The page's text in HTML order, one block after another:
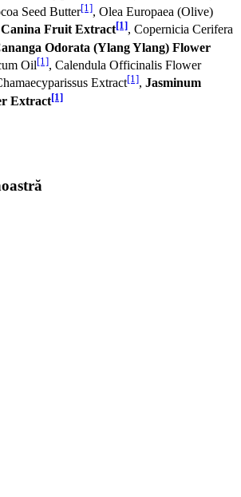
Seed Butter[1], Olea Europaea (Olive)
Canina Fruit Extract[1], Copernicia Cerifera
Odorata (Ylang Ylang) Flower
Oil[1], Calendula Officinalis Flower
Extract[1], Jasminum
Extract[1]